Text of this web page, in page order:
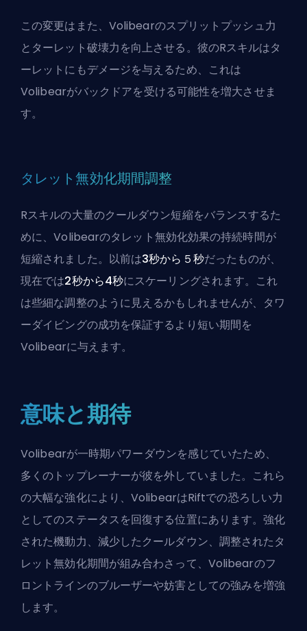
この変更はまた、Volibearのスプリットプッシュ力
とターレット破壊力を向上させる。彼のRスキルはタ
ーレットにもデメージを与えるため、これは
Volibearがバックドアを受ける可能性を増大させま
す。
タレット無効化期間調整
Rスキルの大量のクールダウン短縮をバランスするた
めに、Volibearのタレット無効化効果の持続時間が
短縮されました。以前は3秒から５秒だったものが、
現在では2秒から4秒にスケーリングされます。これ
は些細な調整のように見えるかもしれませんが、タワ
ーダイビングの成功を保証するより短い期間を
Volibearに与えます。
意味と期待
Volibearが一時期パワーダウンを感じていたため、
多くのトップレーナーが彼を外していました。これら
の大幅な強化により、VolibearはRiftでの恐ろしい力
としてのステータスを回復する位置にあります。強化
された機動力、減少したクールダウン、調整されたタ
レット無効化期間が組み合わさって、Volibearのフ
ロントラインのブルーザーや妨害としての強みを増強
します。